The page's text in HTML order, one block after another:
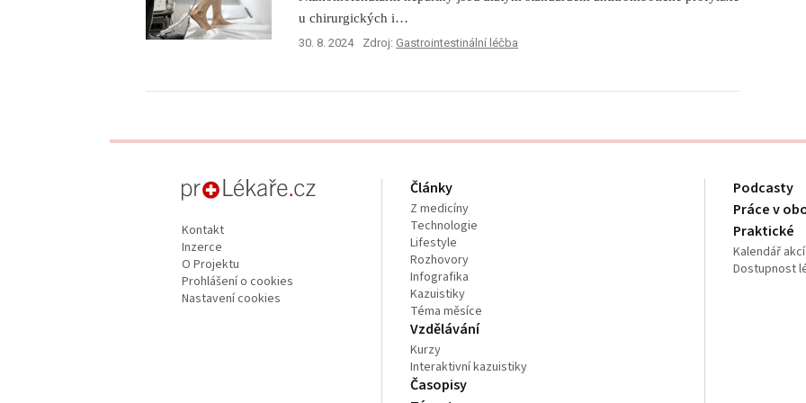
u chirurgických i…
30. 8. 2024 Zdroj: Gastrointestinální léčba
Kontakt
Inzerce
O Projektu
Prohlášení o cookies
Nastavení cookies
Články
Z medicíny
Technologie
Lifestyle
Rozhovory
Infografika
Kazuistiky
Téma měsíce
Vzdělávání
Kurzy
Interaktivní kazuistiky
Časopisy
Podcasty
Práce v
Praktické
Kalendář akcí
Dostupnost